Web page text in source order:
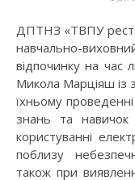
ДПТНЗ «ТВПУ ресторанного сервісу і торгівлі» відбувся
навчально-
відпочинку на час
Микола Марціяш із
їхньому
знань та навичок
користуванні
поблизу
також при